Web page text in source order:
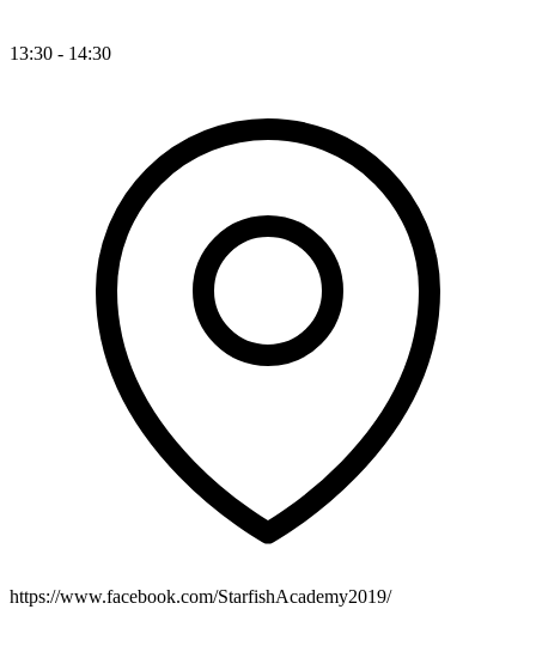
13:30 - 14:30
https://www.facebook.com/StarfishAcademy2019/